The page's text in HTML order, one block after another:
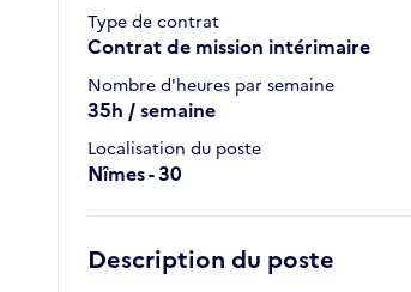
Type de contrat
Contrat de mission intérimaire
Nombre d'heures par semaine
35h / semaine
Localisation du poste
Nîmes - 30
Description du poste